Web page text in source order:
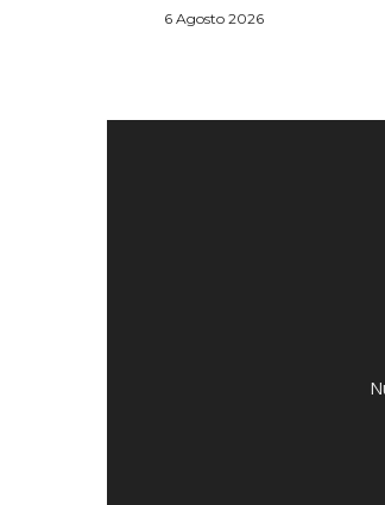
6 Agosto 2026